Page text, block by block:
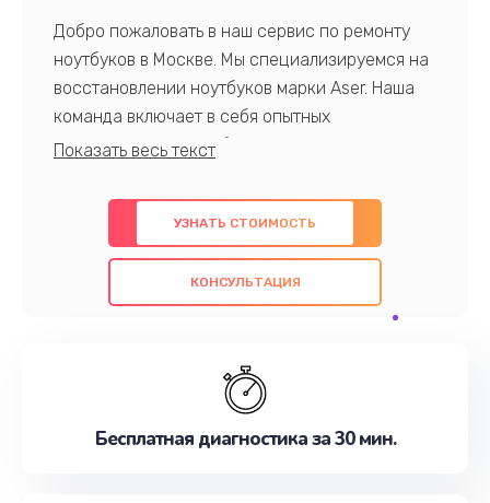
Добро пожаловать в наш сервис по ремонту
ноутбуков в Москве. Мы специализируемся на
восстановлении ноутбуков марки Aser. Наша
команда включает в себя опытных
профессионалов с обширными знаниями и
предлагаем быстрый и качественный ремонт с
использованием оригинальных компонентов, а
также гарантируем качество всех
проведенных работ. Наша цель - предоставить
наилучшим образом. Не медлите записаться на
УЗНАТЬ СТОИМОСТЬ
КОНСУЛЬТАЦИЯ
Бесплатная диагностика за 30 мин.